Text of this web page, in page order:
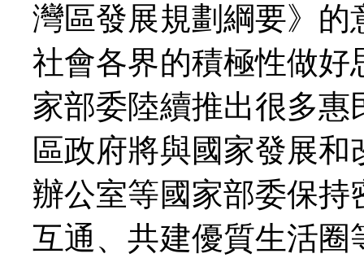
灣區發展規劃綱要》
社會各界的積極性做
家部委陸續推出很多
區政府將與國家發展
辦公室等國家部委保
互通、共建優質生活